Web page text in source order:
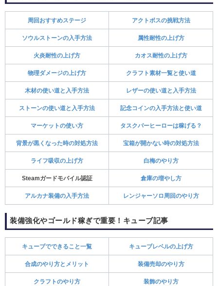
周回おすすめステージ アクトボスの挑戦方法
ソウルストーンの入手方法 属性耐性の上げ方
火炎耐性の上げ方 カオス耐性の上げ方
物理ダメージの上げ方 クラフト素材一覧と使い道
木材の使い道と入手方法 レザーの使い道と入手方法
ストーンの使い道と入手方法 記念コインの入手方法と使い道
マーケットの使い方 タスクバーヒーローは稼げる？
背景が黒くなった時の対処方法 宝箱が開かない時の対処方法
ライフ吸収の上げ方 白梅のやり方
Steamガードモバイル認証 倉庫の増やし方
アルカナ装備の入手方法 レンジャーソロ周回のやり方
装備強化やゴールド稼ぎで重要！キューブ記事
キューブでできること一覧 キューブレベルの上げ方
合成のやり方とメリット 装備売却のやり方
クラフトのやり方 装飾のやり方